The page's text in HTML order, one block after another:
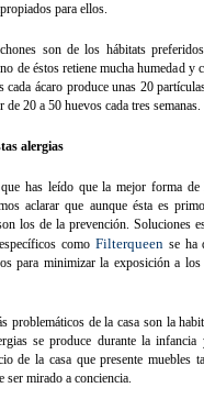
para ellos.
son de los hábitats
de éstos retiene mucha humedad y
ácaro produce unas 20
de 20 a 50 huevos cada tres semanas.
alergias
has leído que la mejor forma
aclarar que aunque ésta es
los de la prevención. Soluciones
como Filterqueen se ha
para minimizar la exposición a
problemáticos de la casa son la
se produce durante la
de la casa que presente muebles
ser mirado a conciencia.